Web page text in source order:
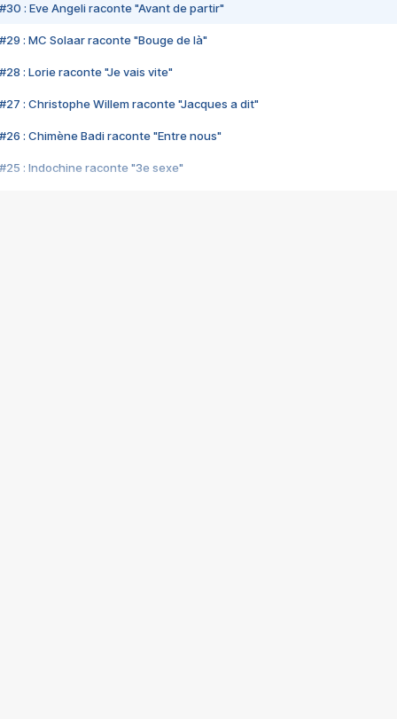
#30 : Eve Angeli raconte "Avant de partir"
#29 : MC Solaar raconte "Bouge de là"
#28 : Lorie raconte "Je vais vite"
#27 : Christophe Willem raconte "Jacques a dit"
#26 : Chimène Badi raconte "Entre nous"
#25 : Indochine raconte "3e sexe"